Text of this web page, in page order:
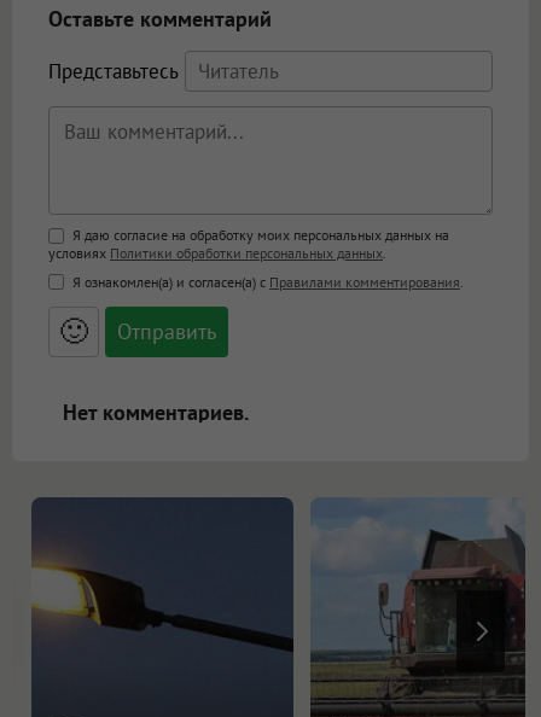
Оставьте комментарий
Представьтесь
Поддержка HTML
<b>, <strong>, <u>, <i>, <em>, <s>, <big>,
<small>, <sup>, <sub>, <pre>, <ul>, <ol>, <li>,
<blockquote>, <code> экранирует HTML,
адреса URL автоматически становятся
ссылками, и [img]адрес[/img] будет
Я даю согласие на обработку моих персональных данных на
условиях Политики обработки персональных данных
Я ознакомлен(а) и согласен(а) с Правилами комментирования
🙂
Нет комментариев.